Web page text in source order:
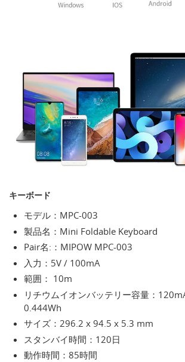
キーボード
モデル：MPC-003
製品名：Mini Foldable Keyboard
Pair名:：MIPOW MPC-003
入力：5V / 100mA
範囲： 10m
リチウムイオンバッテリー容量：
0.444Wh
サイズ：296.2 x 94.5 x 5.3 mm
スタンバイ時間：120日
動作時間：85時間